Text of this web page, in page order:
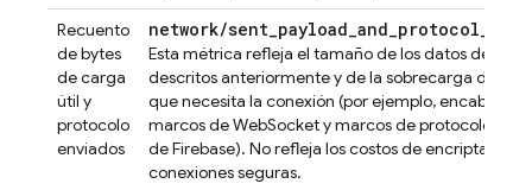
Recuento
de bytes
de carga
útil y
protocolo
enviados
network/
Esta métrica refleja el tamaño de los datos de la
descritos anteriormente y de la sobrecarga del
que necesita la conexión (por ejemplo,
marcos de WebSocket y marcos de protocolo en
de Firebase). No refleja los costos de encriptación
conexiones seguras.